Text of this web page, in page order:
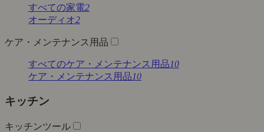
すべての家電2
オーディオ2
ケア・メンテナンス用品
すべてのケア・メンテナンス用品10
ケア・メンテナンス用品10
キッチン
キッチンツール